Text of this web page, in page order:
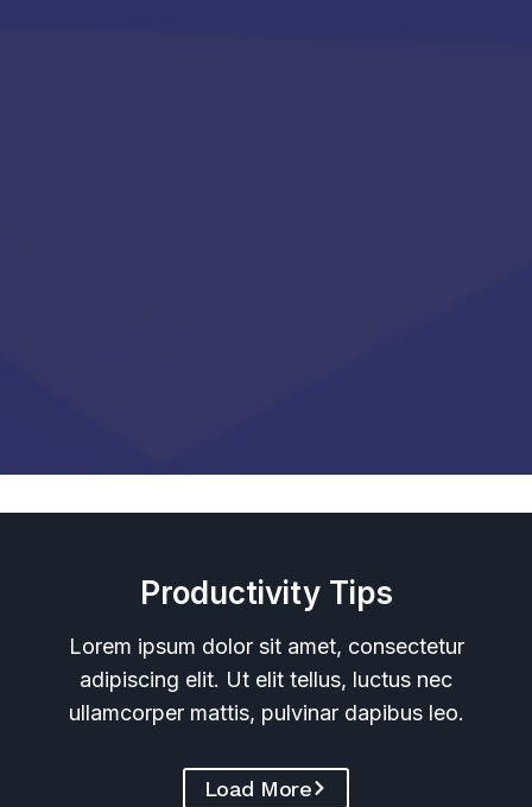
Productivity Tips
Lorem ipsum dolor sit amet, consectetur
adipiscing elit. Ut elit tellus, luctus nec
ullamcorper mattis, pulvinar dapibus leo.
Load More